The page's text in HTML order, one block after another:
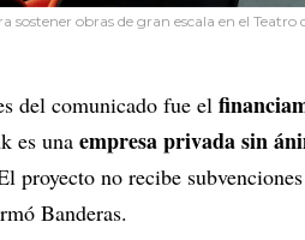
obras de gran escala en el Teatro
del comunicado fue el
es una empresa privada sin
proyecto no recibe
Banderas.